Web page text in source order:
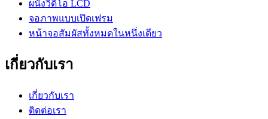
ผนังวิดีโอ LCD
จอภาพแบบเปิดเฟรม
หน้าจอสัมผัสทั้งหมดในหนึ่งเดียว
เกี่ยวกับเรา
เกี่ยวกับเรา
ติดต่อเรา